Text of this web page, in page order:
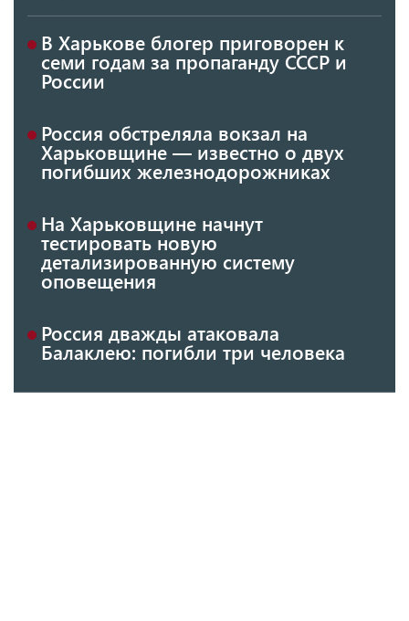
В Харькове блогер приговорен к
семи годам за пропаганду СССР и
России
Россия обстреляла вокзал на
Харьковщине — известно о двух
погибших железнодорожниках
На Харьковщине начнут
тестировать новую
детализированную систему
оповещения
Россия дважды атаковала
Балаклею: погибли три человека